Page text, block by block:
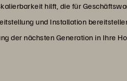
hilft, die für
und Installation
der nächsten Generation in Ihre